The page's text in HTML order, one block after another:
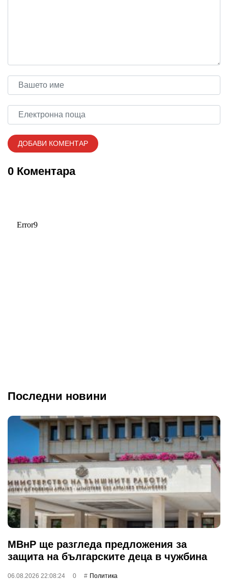
0 Коментара
Последни новини
МВнР ще разгледа предложения за
защита на българските деца в чужбина
06.08.2026 22:08:24 0 Политика